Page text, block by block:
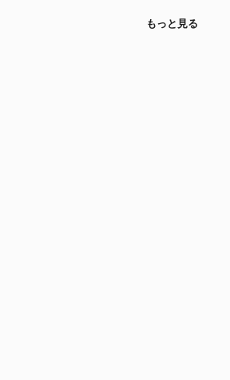
もっと見る